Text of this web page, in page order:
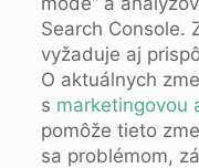
Search Console.
vyžaduje aj
O aktuálnych
s marketingovou
pomôže tieto
sa problémom,